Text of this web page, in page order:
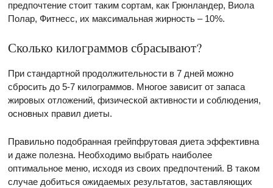
предпочтение стоит таким сортам, как Грюнландер, Виола
Полар, Фитнесс, их максимальная жирность – 10%.
Сколько килограммов сбрасывают?
При стандартной продолжительности в 7 дней можно
сбросить до 5-7 килограммов. Многое зависит от запаса
жировых отложений, физической активности и соблюдения,
основных правил диеты.
Правильно подобранная грейпфрутовая диета эффективна
и даже полезна. Необходимо выбрать наиболее
оптимальное меню, исходя из своих предпочтений. В таком
случае добиться ожидаемых результатов, заставляющих